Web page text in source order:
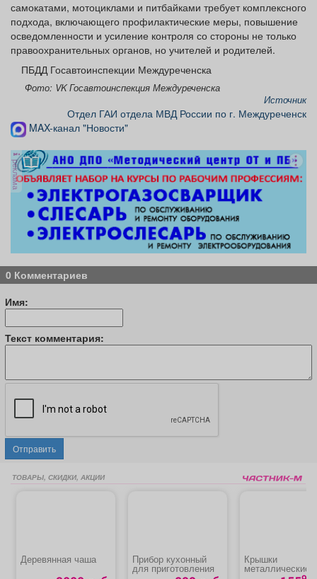
самокатами, мотоциклами и питбайками требует комплексного
подхода, включающего профилактические меры, повышение
осведомленности и усиление контроля со стороны не только
правоохранительных органов, но учителей и родителей.
ПБДД Госавтоинспекции Междуреченска
Фото: VK Госавтоинспекция Междуреченска
Источник
Отдел ГАИ отдела МВД России по г. Междуреченск
MAX-канал "Новости"
реклама
0 Комментариев
Имя:
Текст комментария:
Отправить
ТОВАРЫ, СКИДКИ, АКЦИИ
Деревянная чаша Прибор кухонный
для приготовления
Крышки
металлические